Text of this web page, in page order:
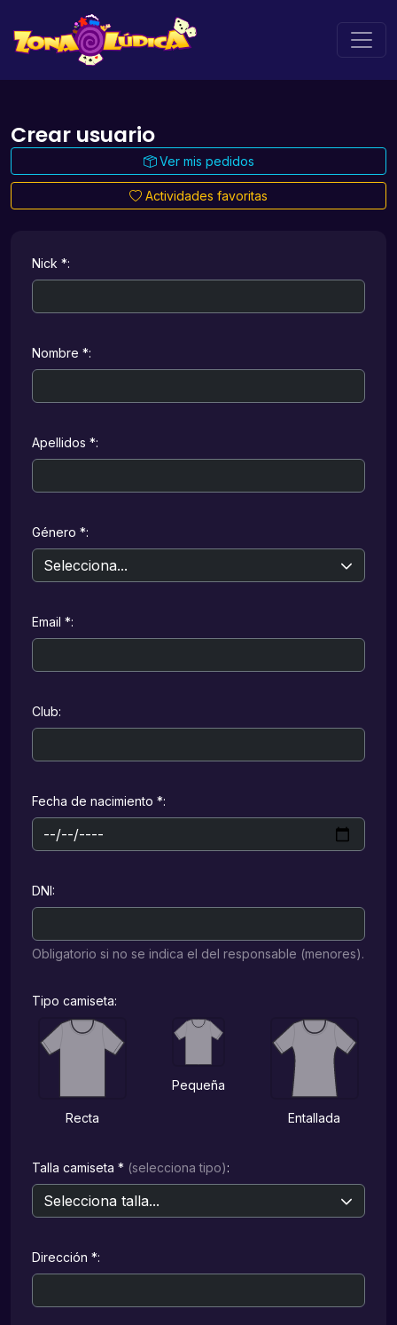
Crear usuario
Ver mis pedidos
Actividades favoritas
Nick *:
Nombre *:
Apellidos *:
Género *:
Email *:
Club:
Fecha de nacimiento *:
DNI:
Obligatorio si no se indica el del responsable (menores).
Tipo camiseta:
Recta
Pequeña
Entallada
Talla camiseta * (selecciona tipo):
Dirección *: